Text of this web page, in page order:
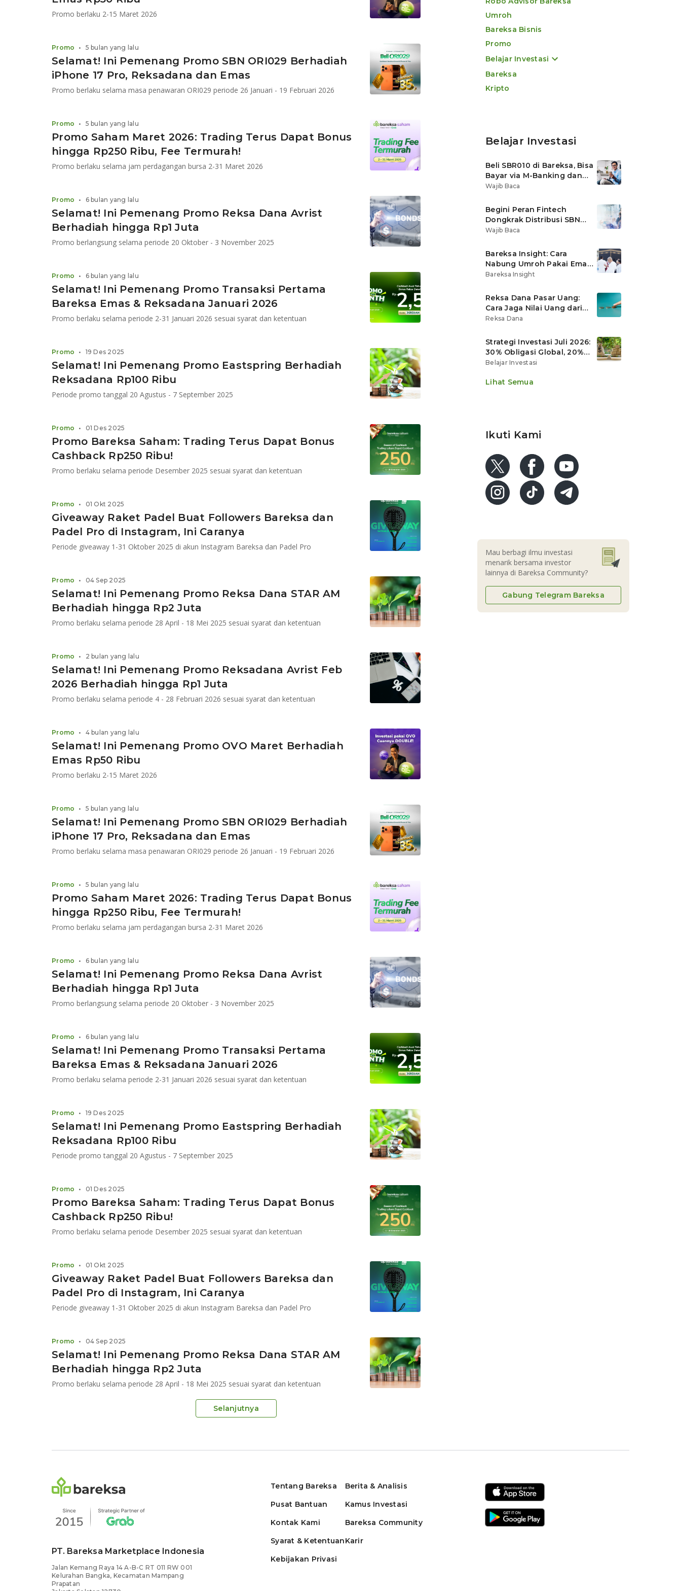
Promo berlaku 2-15 Maret 2026
Selamat! Ini Pemenang Promo SBN ORI029 Berhadiah
iPhone 17 Pro, Reksadana dan Emas
Promo berlaku selama masa penawaran ORI029 periode 26 Januari - 19 Februari 2026
Promo • 5 bulan yang lalu
Promo Saham Maret 2026: Trading Terus Dapat Bonus
hingga Rp250 Ribu, Fee Termurah!
Promo berlaku selama jam perdagangan bursa 2-31 Maret 2026
Promo • 5 bulan yang lalu
Selamat! Ini Pemenang Promo Reksa Dana Avrist
Berhadiah hingga Rp1 Juta
Promo berlangsung selama periode 20 Oktober - 3 November 2025
Promo • 6 bulan yang lalu
Selamat! Ini Pemenang Promo Transaksi Pertama
Bareksa Emas & Reksadana Januari 2026
Promo berlaku selama periode 2-31 Januari 2026 sesuai syarat dan ketentuan
Promo • 6 bulan yang lalu
Selamat! Ini Pemenang Promo Eastspring Berhadiah
Reksadana Rp100 Ribu
Periode promo tanggal 20 Agustus - 7 September 2025
Promo • 19 Des 2025
Promo Bareksa Saham: Trading Terus Dapat Bonus
Cashback Rp250 Ribu!
Promo berlaku selama periode Desember 2025 sesuai syarat dan ketentuan
Promo • 01 Des 2025
Giveaway Raket Padel Buat Followers Bareksa dan
Padel Pro di Instagram, Ini Caranya
Periode giveaway 1-31 Oktober 2025 di akun Instagram Bareksa dan Padel Pro
Promo • 01 Okt 2025
Selamat! Ini Pemenang Promo Reksa Dana STAR AM
Berhadiah hingga Rp2 Juta
Promo berlaku selama periode 28 April - 18 Mei 2025 sesuai syarat dan ketentuan
Promo • 04 Sep 2025
Selamat! Ini Pemenang Promo Reksadana Avrist Feb
2026 Berhadiah hingga Rp1 Juta
Promo berlaku selama periode 4 - 28 Februari 2026 sesuai syarat dan ketentuan
Promo • 2 bulan yang lalu
Selamat! Ini Pemenang Promo OVO Maret Berhadiah
Emas Rp50 Ribu
Promo berlaku 2-15 Maret 2026
Promo • 4 bulan yang lalu
Selamat! Ini Pemenang Promo SBN ORI029 Berhadiah
iPhone 17 Pro, Reksadana dan Emas
Promo berlaku selama masa penawaran ORI029 periode 26 Januari - 19 Februari 2026
Promo • 5 bulan yang lalu
Promo Saham Maret 2026: Trading Terus Dapat Bonus
hingga Rp250 Ribu, Fee Termurah!
Promo berlaku selama jam perdagangan bursa 2-31 Maret 2026
Promo • 5 bulan yang lalu
Selamat! Ini Pemenang Promo Reksa Dana Avrist
Berhadiah hingga Rp1 Juta
Promo berlangsung selama periode 20 Oktober - 3 November 2025
Promo • 6 bulan yang lalu
Selamat! Ini Pemenang Promo Transaksi Pertama
Bareksa Emas & Reksadana Januari 2026
Promo berlaku selama periode 2-31 Januari 2026 sesuai syarat dan ketentuan
Promo • 6 bulan yang lalu
Selamat! Ini Pemenang Promo Eastspring Berhadiah
Reksadana Rp100 Ribu
Periode promo tanggal 20 Agustus - 7 September 2025
Promo • 19 Des 2025
Promo Bareksa Saham: Trading Terus Dapat Bonus
Cashback Rp250 Ribu!
Promo berlaku selama periode Desember 2025 sesuai syarat dan ketentuan
Promo • 01 Des 2025
Giveaway Raket Padel Buat Followers Bareksa dan
Padel Pro di Instagram, Ini Caranya
Periode giveaway 1-31 Oktober 2025 di akun Instagram Bareksa dan Padel Pro
Promo • 01 Okt 2025
Selamat! Ini Pemenang Promo Reksa Dana STAR AM
Berhadiah hingga Rp2 Juta
Promo berlaku selama periode 28 April - 18 Mei 2025 sesuai syarat dan ketentuan
Promo • 04 Sep 2025
Selanjutnya
Umroh
Bareksa Bisnis
Promo
Belajar Investasi
Bareksa
Kripto
Belajar Investasi
Beli SBR010 di Bareksa, Bisa
Bayar via M-Banking dan
OVO di Tokopedia
Wajib Baca
Begini Peran Fintech
Dongkrak Distribusi SBN
Ritel
Wajib Baca
Bareksa Insight: Cara
Nabung Umroh Pakai Emas
Digital agar Nilainya
Bareksa Insight
Reksa Dana Pasar Uang:
Cara Jaga Nilai Uang dari
Gerusan Inflasi
Reksa Dana
Strategi Investasi Juli 2026:
30% Obligasi Global, 20%
Emas, Saham Ekspor Jadi
Belajar Investasi
Lihat Semua
Ikuti Kami
Mau berbagi ilmu investasi
menarik bersama investor
lainnya di Bareksa Community?
Gabung Telegram Bareksa
PT. Bareksa Marketplace Indonesia
Jalan Kemang Raya 14 A-B-C RT 011 RW 001
Kelurahan Bangka, Kecamatan Mampang
Prapatan
Tentang Bareksa
Pusat Bantuan
Kontak Kami
Syarat & Ketentuan
Kebijakan Privasi
Berita & Analisis
Kamus Investasi
Bareksa Community
Karir